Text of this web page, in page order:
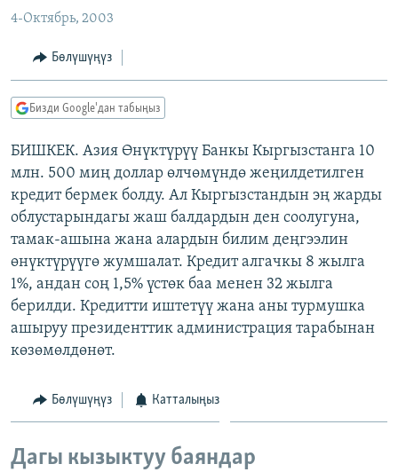
БҮГҮН АЗАТТЫКТА
ЭКСПЕРТТЕР ТАЛДАЙТ
БИЗ ЖАНА ДҮЙНӨ
ЭЖЕ-СИҢДИЛЕР
АЗАТТЫК+
ЫҢГАЙСЫЗ СУРООЛОР
ПОДКАСТ
ӨЗГӨЧӨ ПИКИР
Русский
ОНЛАЙН ШЕРИНЕ
ЭЕ/АРнун бардык сайттары
4-Октябрь, 2003
Бөлүшүңүз
Бизди Google'дан табыңыз
БИШКЕК. Азия Өнүктүрүү Банкы Кыргызстанга 10
млн. 500 миң доллар өлчөмүндө жеңилдетилген
кредит бермек болду. Ал Кыргызстандын эң жарды
облустарындагы жаш балдардын ден соолугуна,
тамак-ашына жана алардын билим деңгээлин
өнүктүрүүгө жумшалат. Кредит алгачкы 8 жылга
1%, андан соң 1,5% үстөк баа менен 32 жылга
берилди. Кредитти иштетүү жана аны турмушка
ашыруу президенттик администрация тарабынан
көзөмөлдөнөт.
Бөлүшүңүз Катталыңыз
Дагы кызыктуу баяндар